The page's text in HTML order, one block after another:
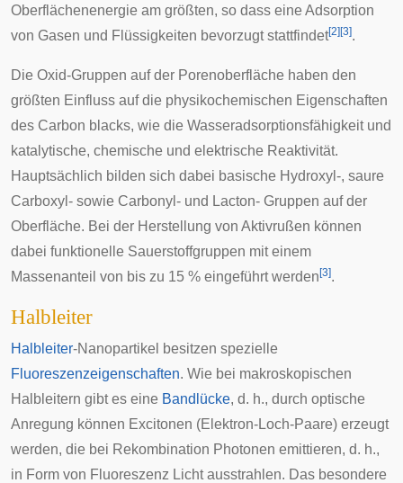
Oberflächenenergie am größten, so dass eine Adsorption
von Gasen und Flüssigkeiten bevorzugt stattfindet[2] [3].
Die Oxid-Gruppen auf der Porenoberfläche haben den
größten Einfluss auf die physikochemischen Eigenschaften
des Carbon blacks, wie die Wasseradsorptionsfähigkeit und
katalytische, chemische und elektrische Reaktivität.
Hauptsächlich bilden sich dabei basische Hydroxyl-, saure
Carboxyl- sowie Carbonyl- und Lacton- Gruppen auf der
Oberfläche. Bei der Herstellung von Aktivrußen können
dabei funktionelle Sauerstoffgruppen mit einem
Massenanteil von bis zu 15 % eingeführt werden [3].
Halbleiter
Halbleiter-Nanopartikel besitzen spezielle
Fluoreszenzeigenschaften. Wie bei makroskopischen
Halbleitern gibt es eine Bandlücke, d. h., durch optische
Anregung können Excitonen (Elektron-Loch-Paare) erzeugt
werden, die bei Rekombination Photonen emittieren, d. h.,
in Form von Fluoreszenz Licht ausstrahlen. Das besondere